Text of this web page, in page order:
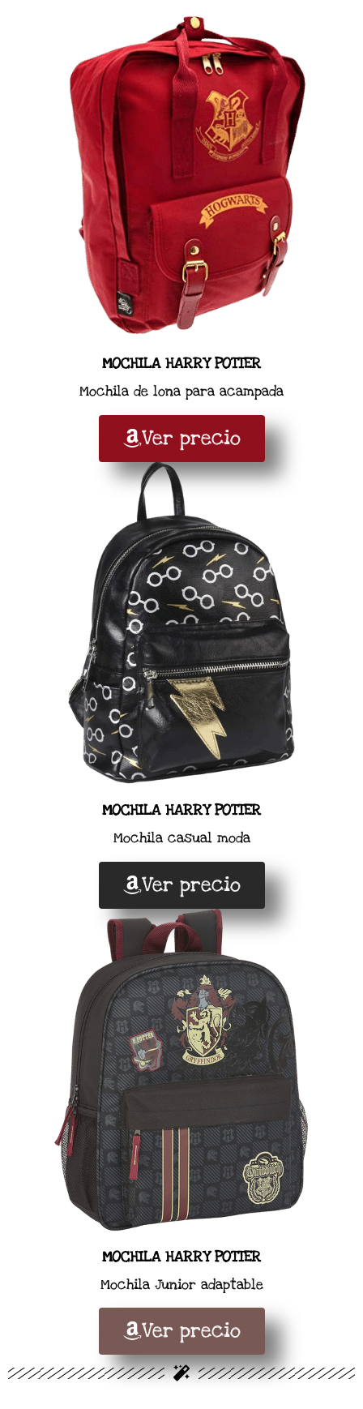
MOCHILA HARRY POTTER
Mochila de lona para acampada
Ver precio
MOCHILA HARRY POTTER
Mochila casual moda
Ver precio
MOCHILA HARRY POTTER
Mochila Junior adaptable
Ver precio